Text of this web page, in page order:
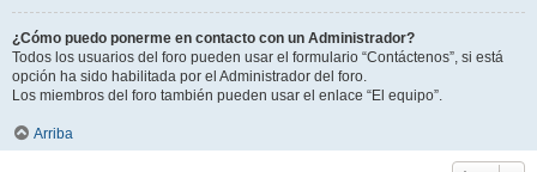
¿Cómo puedo ponerme en contacto con un Administrador?
Todos los usuarios del foro pueden usar el formulario “Contáctenos”, si está
opción ha sido habilitada por el Administrador del foro.
Los miembros del foro también pueden usar el enlace “El equipo”.
Arriba